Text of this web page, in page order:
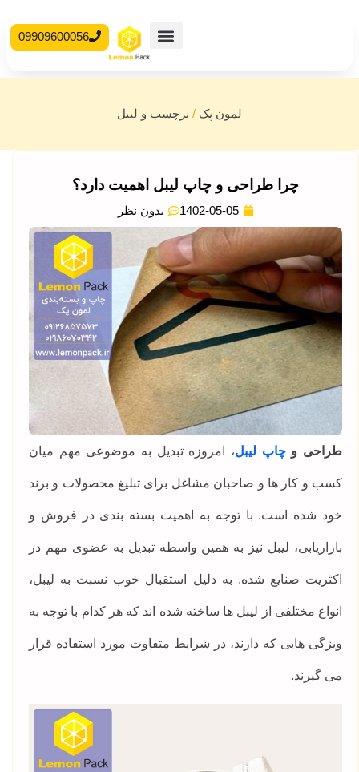
09909600056
لمون پک / برچسب و لیبل
چرا طراحی و چاپ لیبل اهمیت دارد؟
1402-05-05 بدون نظر
طراحی وچاپ لیبل، امروزه تبدیل به موضوعی مهم میان
کسب و کار ها و صاحبان مشاغل برای تبلیغ محصولات و برند
خود شده است. با توجه به اهمیت بسته بندی در فروش و
بازاریابی، لیبل نیز به همین واسطه تبدیل به عضوی مهم در
اکثریت صنایع شده. به دلیل استقبال خوب نسبت به لیبل،
انواع مختلفی از لیبل ها ساخته شده اند که هر کدام با توجه به
ویژگی هایی که دارند، در شرایط متفاوت مورد استفاده قرار
می گیرند.